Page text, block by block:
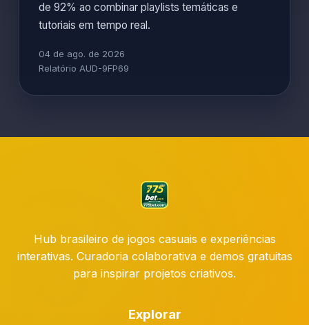
de 92% ao combinar playlists temáticas e
tutoriais em tempo real.
04 de ago. de 2026
Relatório AUD-9FP69
Hub brasileiro de jogos casuais e experiências
interativas. Curadoria colaborativa e demos gratuitas
para inspirar projetos criativos.
Explorar